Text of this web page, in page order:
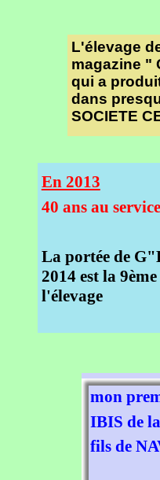
L'élevage
magazine "
qui a
dans
SOCIETE
mon
IBIS de
fils de
En 2013
40 ans au
La portée de
2014 est la
l'élevage